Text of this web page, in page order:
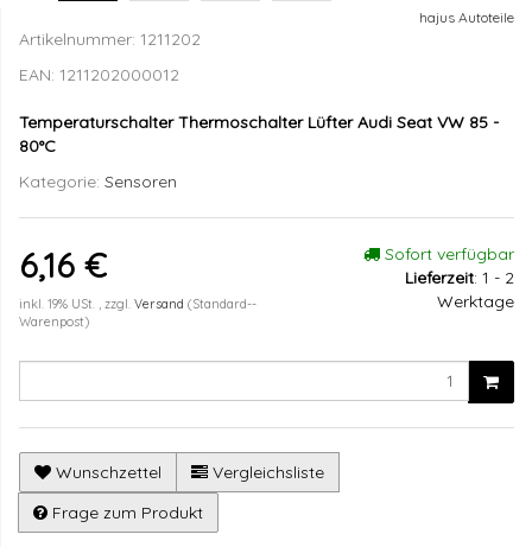
hajus Autoteile
Artikelnummer: 1211202
EAN: 1211202000012
Temperaturschalter Thermoschalter Lüfter Audi Seat VW 85 -
80°C
Kategorie: Sensoren
6,16 €
inkl. 19% USt. , zzgl. Versand (Standard--
Warenpost)
Sofort verfügbar
Lieferzeit: 1 - 2
Werktage
Wunschzettel
Vergleichsliste
Frage zum Produkt